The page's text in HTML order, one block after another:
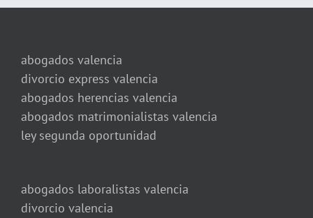
abogados valencia
divorcio express valencia
abogados herencias valencia
abogados matrimonialistas valencia
ley segunda oportunidad
abogados laboralistas valencia
divorcio valencia